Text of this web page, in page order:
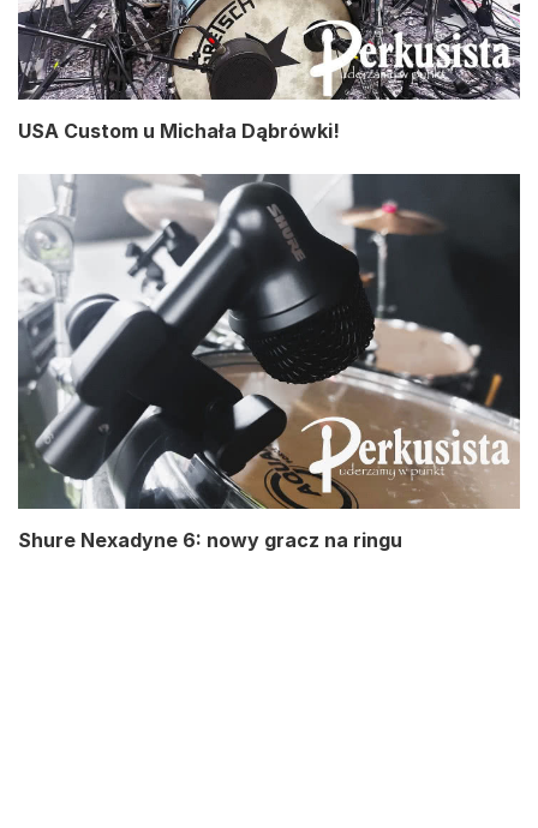
USA Custom u Michała Dąbrówki!
Shure Nexadyne 6: nowy gracz na ringu